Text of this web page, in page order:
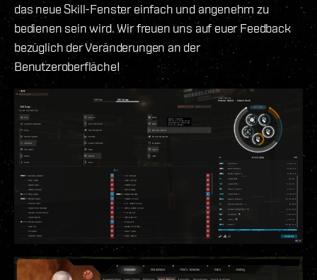
das neue Skill-Fenster einfach und angenehm zu
bedienen sein wird. Wir freuen uns auf euer Feedback
bezüglich der Veränderungen an der
Benutzeroberfläche!